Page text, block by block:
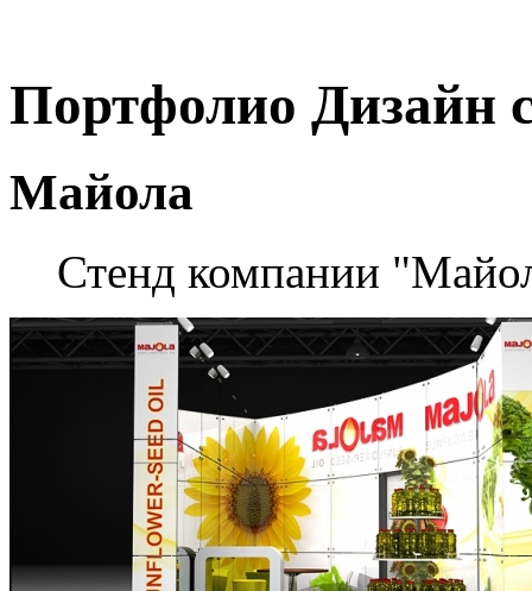
Портфолио Дизайн
Майола
Стенд компании